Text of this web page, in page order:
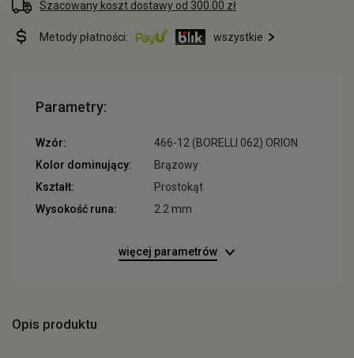
Szacowany koszt dostawy od 300.00 zł
Metody płatności: wszystkie
Parametry:
Wzór:
466-12 (BORELLI 062) ORION
Kolor dominujący:
Brązowy
Kształt:
Prostokąt
Wysokość runa:
2.2 mm
więcej parametrów
Opis produktu